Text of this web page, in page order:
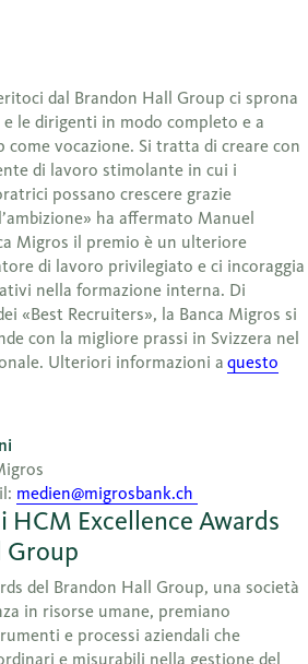
dal Brandon Hall Group ci sprona
le dirigenti in modo completo e a
come vocazione. Si tratta di creare con
di lavoro stimolante in cui i
possano crescere grazie
ha affermato Manuel
Migros il premio è un ulteriore
di lavoro privilegiato e ci incoraggia
nella formazione interna. Di
«Best Recruiters», la Banca Migros si
con la migliore prassi in Svizzera nel
Ulteriori informazioni a questo
medien@migrosbank.ch
Excellence Awards
Group
del Brandon Hall Group, una società
in risorse umane, premiano
e processi aziendali che
e misurabili nella gestione del